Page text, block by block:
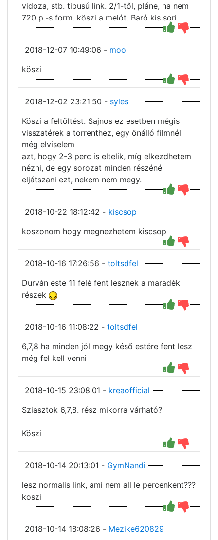
vidoza, stb. tipusú link. 2/1-től, pláne, ha nem
720 p.-s form. köszi a melót. Baró kis sori.
2018-12-07 10:49:06 - moo
köszi
2018-12-02 23:21:50 - syles
Köszi a feltöltést. Sajnos ez esetben mégis
visszatérek a torrenthez, egy önálló filmnél
még elviselem
azt, hogy 2-3 perc is eltelik, míg elkezdhetem
nézni, de egy sorozat minden részénél
eljátszani ezt, nekem nem megy.
2018-10-22 18:12:42 - kiscsop
koszonom hogy megnezhetem kiscsop
2018-10-16 17:26:56 - toltsdfel
Durván este 11 felé fent lesznek a maradék
részek
2018-10-16 11:08:22 - toltsdfel
6,7,8 ha minden jól megy késő estére fent lesz
még fel kell venni
2018-10-15 23:08:01 - kreaofficial
Sziasztok 6,7,8. rész mikorra várható?
Köszi
2018-10-14 20:13:01 - GymNandi
lesz normalis link, ami nem all le percenkent???
koszi
2018-10-14 18:08:26 - Mezike620829